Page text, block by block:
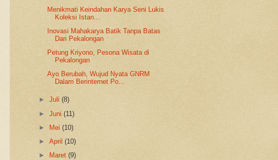
Menikmati Keindahan Karya Seni Lukis
Koleksi Istan...
Inovasi Mahakarya Batik Tanpa Batas
Dari Pekalongan
Petung Kriyono, Pesona Wisata di
Pekalongan
Ayo Berubah, Wujud Nyata GNRM
Dalam Berinternet Po...
►Juli(8)
►Juni(11)
►
Mei(10)
►April(10)
►
Maret(9)